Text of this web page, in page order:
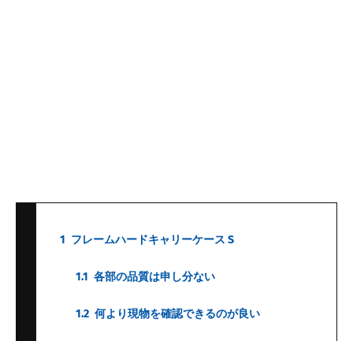
1 フレームハードキャリーケース S
1.1 各部の品質は申し分ない
1.2 何より現物を確認できるのが良い